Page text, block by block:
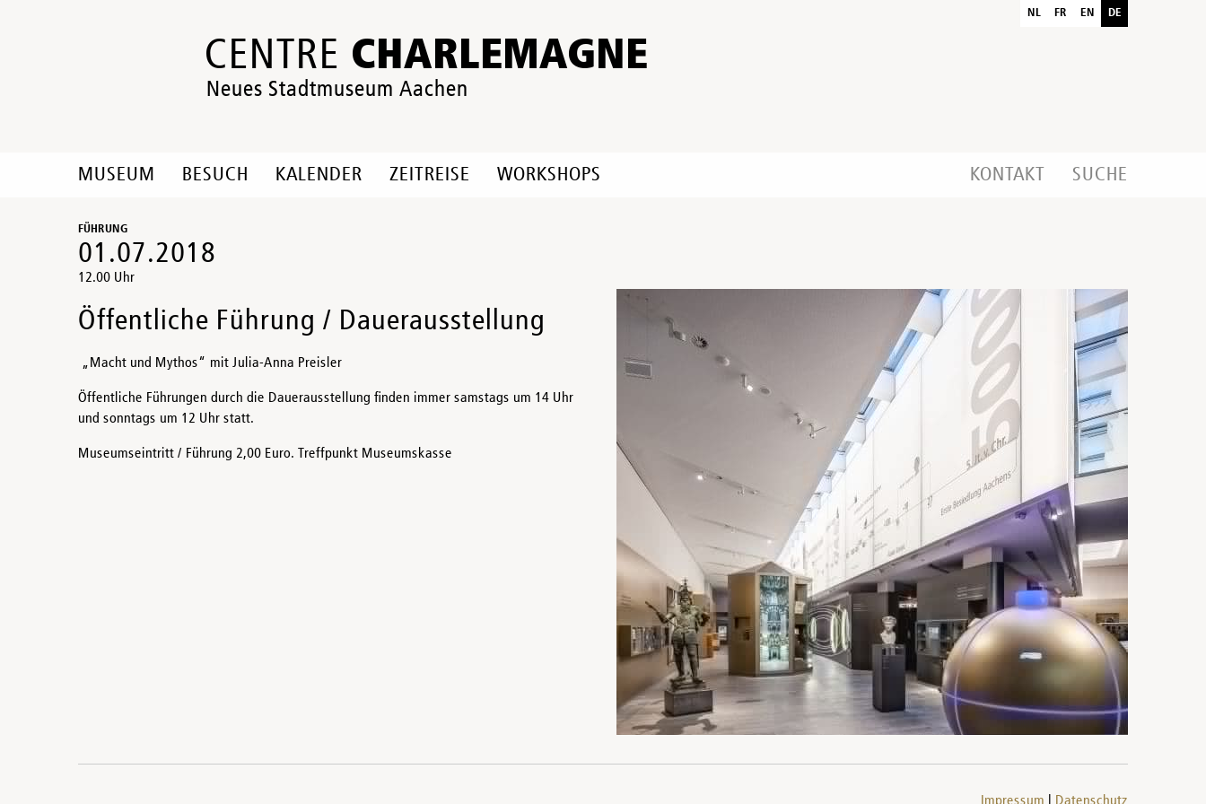
CENTRE CHARLEMAGNE
Neues Stadtmuseum Aachen
NL FR EN DE
MUSEUM BESUCH KALENDER ZEITREISE WORKSHOPS KONTAKT SUCHE
FÜHRUNG
01.07.2018
12.00 Uhr
Öffentliche Führung / Dauerausstellung
„Macht und Mythos“ mit Julia-Anna Preisler
Öffentliche Führungen durch die Dauerausstellung finden immer samstags um 14 Uhr
und sonntags um 12 Uhr statt.
Museumseintritt / Führung 2,00 Euro. Treffpunkt Museumskasse